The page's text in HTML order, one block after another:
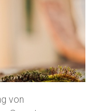
von